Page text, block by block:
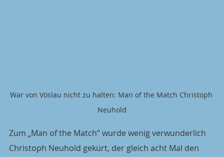
War von Vöslau nicht zu halten: Man of the Match Christoph
Neuhold
Zum „Man of the Match“ wurde wenig verwunderlich
Christoph Neuhold gekürt, der gleich acht Mal den